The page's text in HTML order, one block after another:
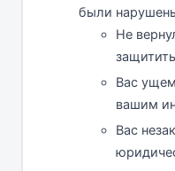
были
Не
Вас
вашим
Вас